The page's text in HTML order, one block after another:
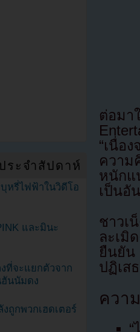
ต่อม
“เนื่อ
ความ
หนักแ
เป็นอั
ชาวเ
ละเมิ
ยืนยั
ปฏิเส
ควา
ระจำสัปดาห์
หรี่ไฟฟ้าในวิดีโอ
และมินะ
งที่จะแยกตัวจาก
นนัมดง
ถูกพวกเฮดเตอร์